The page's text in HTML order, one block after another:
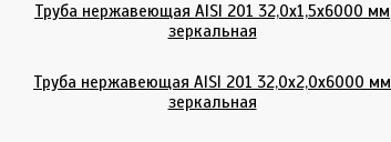
Труба нержавеющая AISI 201 32,0х1,5х6000 мм
зеркальная
Труба нержавеющая AISI 201 32,0х2,0х6000 мм
зеркальная